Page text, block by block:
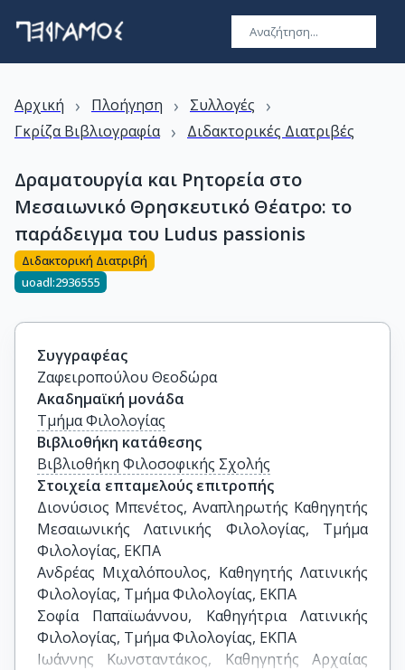
Αρχική › Πλοήγηση › Συλλογές ›
Γκρίζα Βιβλιογραφία › Διδακτορικές Διατριβές
Δραματουργία και Ρητορεία στο
Μεσαιωνικό Θρησκευτικό Θέατρο: το
παράδειγμα του Ludus passionis
Διδακτορική Διατριβή
uoadl:2936555
Συγγραφέας
Ζαφειροπούλου Θεοδώρα
Ακαδημαϊκή μονάδα
Τμήμα Φιλολογίας
Βιβλιοθήκη κατάθεσης
Βιβλιοθήκη Φιλοσοφικής Σχολής
Στοιχεία επταμελούς επιτροπής
Διονύσιος Μπενέτος, Αναπληρωτής Καθηγητής
Μεσαιωνικής Λατινικής Φιλολογίας, Τμήμα
Φιλολογίας, ΕΚΠΑ
Ανδρέας Μιχαλόπουλος, Καθηγητής Λατινικής
Φιλολογίας, Τμήμα Φιλολογίας, ΕΚΠΑ
Σοφία Παπαϊωάννου, Καθηγήτρια Λατινικής
Φιλολογίας, Τμήμα Φιλολογίας, ΕΚΠΑ
Ιωάννης Κωνσταντάκος, Καθηγητής Αρχαίας